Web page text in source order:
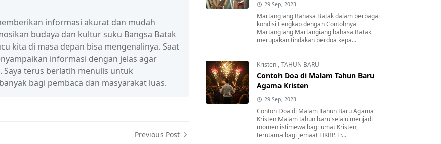
informasi akurat dan mudah
budaya dan kultur suku Bangsa Batak
kita di masa depan bisa mengenalinya. Saat
informasi dengan jelas agar
terus berlatih menulis untuk
bagi pembaca dan masyarakat luas.
Previous Post
29 Sep, 2023
Martangiang Bahasa Batak dalam berbagai
kondisi Lengkap dengan Contohnya
Martangiang Martangiang bahasa Batak
merupakan tindakan berdoa kepa...
Kristen ,TAHUN BARU
Contoh Doa di Malam Tahun Baru
Agama Kristen
29 Sep, 2023
Contoh Doa di Malam Tahun Baru Agama
Kristen Malam tahun baru selalu menjadi
momen istimewa bagi umat Kristen,
terutama bagi jemaat HKBP. Tr...